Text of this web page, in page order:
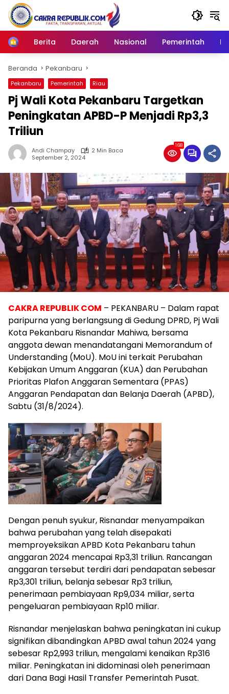
Langsung
konten
Home
Berita Daerah Nasional Pemerintah
Beranda Pekanbaru
Pekanbaru Pemerintah Riau
Pj Wali Kota Pekanbaru Targetkan
Peningkatan APBD-P Menjadi Rp3,3
Triliun
Andi Champay
2 Min Baca
September 2, 2024
168
CAKRA REPUBLIK COM – PEKANBARU – Dalam rapat
paripurna yang berlangsung di Gedung DPRD, Pj Wali
Kota Pekanbaru Risnandar Mahiwa, bersama
anggota dewan menandatangani Memorandum of
Understanding (MoU). MoU ini terkait Perubahan
Kebijakan Umum Anggaran (KUA) dan Perubahan
Prioritas Plafon Anggaran Sementara (PPAS)
Anggaran Pendapatan dan Belanja Daerah (APBD),
Sabtu (31/8/2024).
Dengan penuh syukur, Risnandar menyampaikan
bahwa perubahan yang telah disepakati
memproyeksikan APBD Kota Pekanbaru tahun
anggaran 2024 mencapai Rp3,31 triliun. Rancangan
anggaran tersebut terdiri dari pendapatan sebesar
Rp3,301 triliun, belanja sebesar Rp3 triliun,
penerimaan pembiayaan Rp9,034 miliar, serta
pengeluaran pembiayaan Rp10 miliar.
Risnandar menjelaskan bahwa peningkatan ini cukup
signifikan dibandingkan APBD awal tahun 2024 yang
sebesar Rp2,993 triliun, mengalami kenaikan Rp316
miliar. Peningkatan ini didominasi oleh penerimaan
dari Dana Bagi Hasil Transfer Pemerintah Pusat.